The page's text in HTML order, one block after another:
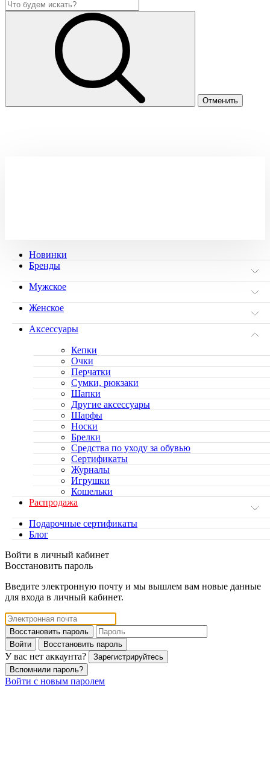
Новинки
Бренды
Мужское
Женское
Аксессуары
Кепки
Очки
Перчатки
Сумки, рюкзаки
Шапки
Другие аксессуары
Шарфы
Носки
Брелки
Средства по уходу за обувью
Сертификаты
Журналы
Игрушки
Кошельки
Распродажа
Подарочные сертификаты
Блог
Войти в личный кабинет
Восстановить пароль
Введите электронную почту и мы вышлем вам новые данные
для входа в личный кабинет.
Восстановить пароль
Войти
Восстановить пароль
У вас нет аккаунта?
Зарегистрируйтесь
Вспомнили пароль?
Войти с новым паролем